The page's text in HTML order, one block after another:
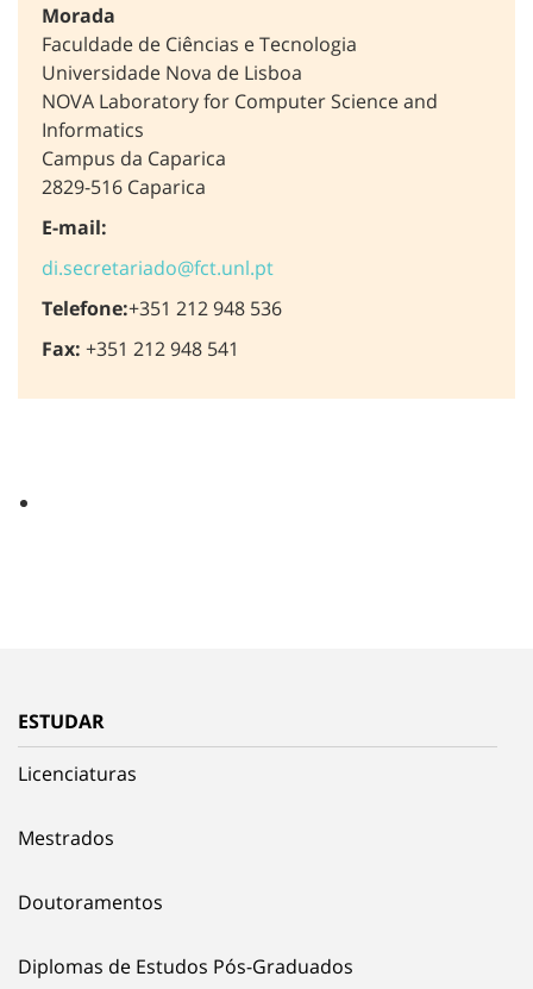
Morada
Faculdade de Ciências e Tecnologia
Universidade Nova de Lisboa
NOVA Laboratory for Computer Science and
Informatics
Campus da Caparica
2829-516 Caparica
E-mail:
di.secretariado@fct.unl.pt
Telefone:+351 212 948 536
Fax: +351 212 948 541
ESTUDAR
Licenciaturas
Mestrados
Doutoramentos
Diplomas de Estudos Pós-Graduados